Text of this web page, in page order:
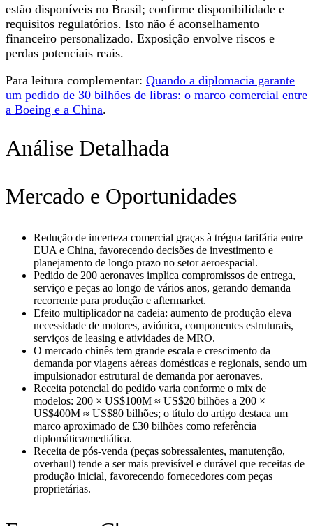
estão disponíveis no Brasil; confirme disponibilidade e
requisitos regulatórios. Isto não é aconselhamento
financeiro personalizado. Exposição envolve riscos e
perdas potenciais reais.
Para leitura complementar: Quando a diplomacia garante
um pedido de 30 bilhões de libras: o marco comercial entre
a Boeing e a China.
Análise Detalhada
Mercado e Oportunidades
Redução de incerteza comercial graças à trégua tarifária entre
EUA e China, favorecendo decisões de investimento e
planejamento de longo prazo no setor aeroespacial.
Pedido de 200 aeronaves implica compromissos de entrega,
serviço e peças ao longo de vários anos, gerando demanda
recorrente para produção e aftermarket.
Efeito multiplicador na cadeia: aumento de produção eleva
necessidade de motores, aviónica, componentes estruturais,
serviços de leasing e atividades de MRO.
O mercado chinês tem grande escala e crescimento da
demanda por viagens aéreas domésticas e regionais, sendo um
impulsionador estrutural de demanda por aeronaves.
Receita potencial do pedido varia conforme o mix de
modelos: 200 × US$100M ≈ US$20 bilhões a 200 ×
US$400M ≈ US$80 bilhões; o título do artigo destaca um
marco aproximado de £30 bilhões como referência
diplomática/mediática.
Receita de pós-venda (peças sobressalentes, manutenção,
overhaul) tende a ser mais previsível e durável que receitas de
produção inicial, favorecendo fornecedores com peças
proprietárias.